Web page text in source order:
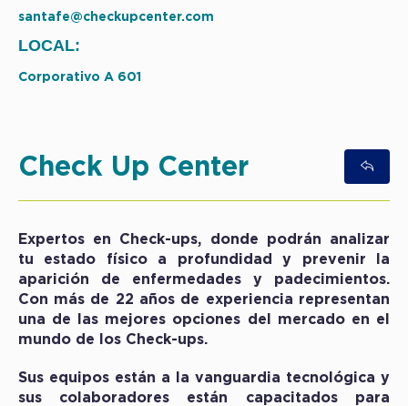
santafe@checkupcenter.com
LOCAL:
Corporativo A 601
Check Up Center
Expertos en Check-ups, donde podrán analizar
tu estado físico a profundidad y prevenir la
aparición de enfermedades y padecimientos.
Con más de 22 años de experiencia representan
una de las mejores opciones del mercado en el
mundo de los Check-ups.
Sus equipos están a la vanguardia tecnológica y
sus colaboradores están capacitados para